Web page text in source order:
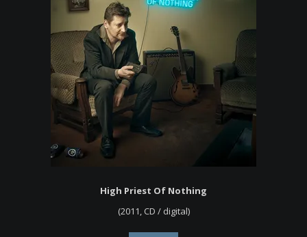
High Priest Of Nothing
(2011, CD / digital)